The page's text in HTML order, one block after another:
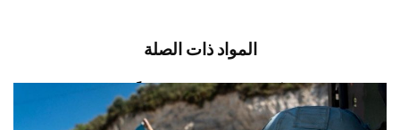
المواد ذات الصلة
اليونيفيل: سجّلنا أمس إطلاق 113 مقذوفاً
من قبل الجيش الإسرائيلي في...